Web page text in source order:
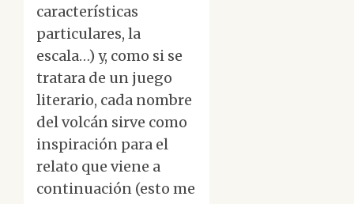
características
particulares, la
escala…) y, como si se
tratara de un juego
literario, cada nombre
del volcán sirve como
inspiración para el
relato que viene a
continuación (esto me